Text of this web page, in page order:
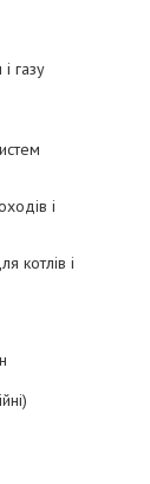
газу
і
котлів і